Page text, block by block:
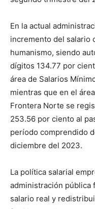
En la actual
incremento del salario
humanismo, siendo
dígitos 134.77 por
área de Salarios
mientras que en el
Frontera Norte se
253.56 por ciento al
período comprendido
diciembre del 2023.
La política salarial
administración pública
salario real y